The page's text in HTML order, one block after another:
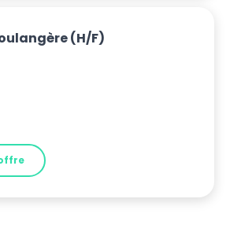
(H/F)